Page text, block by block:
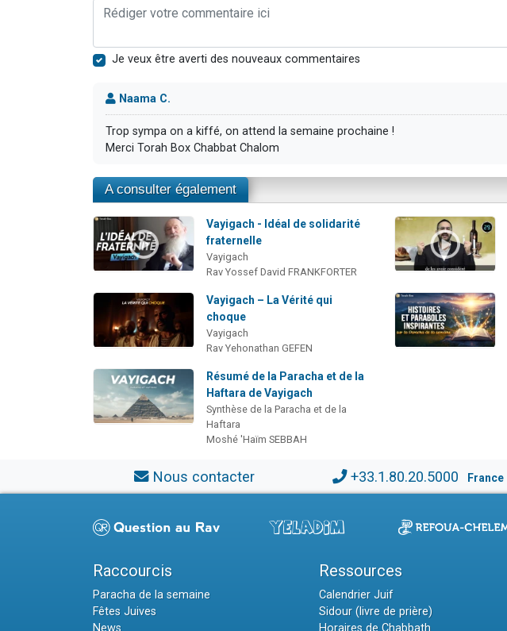
Je veux être averti des nouveaux commentaires
Naama C.
Trop sympa on a kiffé, on attend la semaine prochaine !
Merci Torah Box Chabbat Chalom
A consulter également
Vayigach - Idéal de solidarité
fraternelle
Vayigach
Rav Yossef David FRANKFORTER
Vayigach – La Vérité qui
choque
Vayigach
Rav Yehonathan GEFEN
Résumé de la Paracha et de la
Haftara de Vayigach
Synthèse de la Paracha et de la
Haftara
Moshé 'Haïm SEBBAH
Nous contacter +33.1.80.20.5000 France
Raccourcis
Paracha de la semaine
Fêtes Juives
Ressources
Calendrier Juif
Sidour (livre de prière)